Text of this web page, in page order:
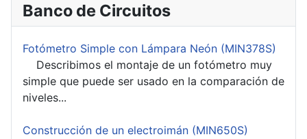
Banco de Circuitos
Fotómetro Simple con Lámpara Neón (MIN378S)
Describimos el montaje de un fotómetro muy
simple que puede ser usado en la comparación de
niveles...
Construcción de un electroimán (MIN650S)